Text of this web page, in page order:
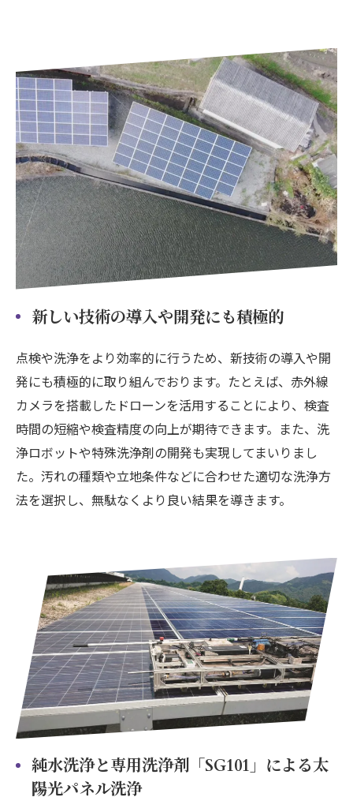
新しい技術の導入や開発にも積極的
点検や洗浄をより効率的に行うため、新技術の導入や開
発にも積極的に取り組んでおります。たとえば、赤外線
カメラを搭載したドローンを活用することにより、検査
時間の短縮や検査精度の向上が期待できます。また、洗
浄ロボットや特殊洗浄剤の開発も実現してまいりまし
た。汚れの種類や立地条件などに合わせた適切な洗浄方
法を選択し、無駄なくより良い結果を導きます。
純水洗浄と専用洗浄剤「SG101」による太
陽光パネル洗浄